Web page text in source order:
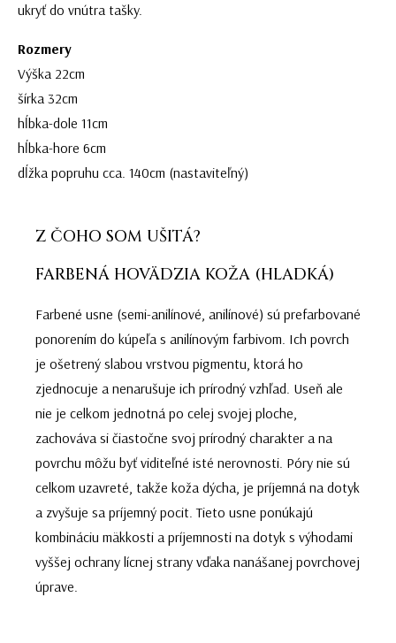
ukryť do vnútra tašky.
Rozmery
Výška 22cm
šírka 32cm
hĺbka-dole 11cm
hĺbka-hore 6cm
dĺžka popruhu cca. 140cm (nastaviteľný)
Z ČOHO SOM UŠITÁ?
FARBENÁ HOVÄDZIA KOŽA (HLADKÁ)
Farbené usne (semi-anilínové, anilínové) sú prefarbované
ponorením do kúpeľa s anilínovým farbivom. Ich povrch
je ošetrený slabou vrstvou pigmentu, ktorá ho
zjednocuje a nenarušuje ich prírodný vzhľad. Useň ale
nie je celkom jednotná po celej svojej ploche,
zachováva si čiastočne svoj prírodný charakter a na
povrchu môžu byť viditeľné isté nerovnosti. Póry nie sú
celkom uzavreté, takže koža dýcha, je príjemná na dotyk
a zvyšuje sa príjemný pocit. Tieto usne ponúkajú
kombináciu mäkkosti a príjemnosti na dotyk s výhodami
vyššej ochrany lícnej strany vďaka nanášanej povrchovej
úprave.